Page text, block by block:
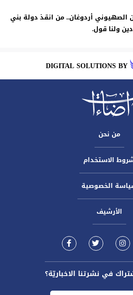
الصهيوني أردوغان.. من انقذ دولة بني
ولنا قول.
DIGITAL SOLUTIONS BY
من نحن
الاستخدام
الخصوصية
الأرشيف
في نشرتنا الاخباريّة؟